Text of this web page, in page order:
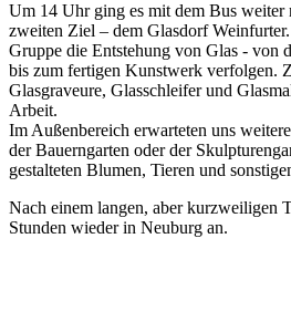
Um 14 Uhr ging es mit dem Bus weiter
zweiten Ziel – dem Glasdorf
Gruppe die Entstehung von Glas - von
bis zum fertigen Kunstwerk verfolgen.
Glasgraveure, Glasschleifer und
Arbeit.
Im Außenbereich erwarteten uns
der Bauerngarten oder der
gestalteten Blumen, Tieren und
Nach einem langen, aber kurzweiligen
Stunden wieder in Neuburg an.